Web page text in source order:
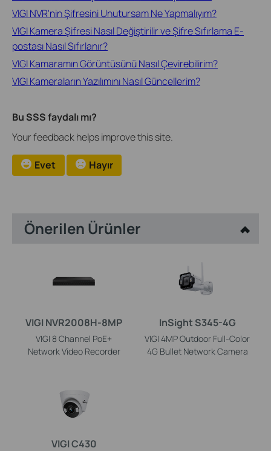
VIGI NVR'nin Şifresini Unutursam Ne Yapmalıyım?
VIGI Kamera Şifresi Nasıl Değiştirilir ve Şifre Sıfırlama E-
postası Nasıl Sıfırlanır?
VIGI Kamaramın Görüntüsünü Nasıl Çevirebilirim?
VIGI Kameraların Yazılımını Nasıl Güncellerim?
Bu SSS faydalı mı?
Your feedback helps improve this site.
Evet Hayır
Önerilen Ürünler
VIGI NVR2008H-8MP
VIGI 8 Channel PoE+
Network Video Recorder
InSight S345-4G
VIGI 4MP Outdoor Full-Color
4G Bullet Network Camera
VIGI C430